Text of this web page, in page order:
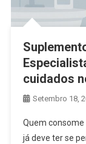
cuidados
Setembro 18,
Quem
já deve ter se